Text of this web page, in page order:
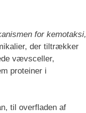
for kemotaksi,
der tiltrækker
vævsceller,
proteiner i
til overfladen af